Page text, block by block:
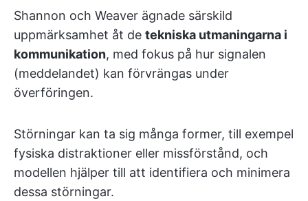
Shannon och Weaver ägnade särskild
uppmärksamhet åt de tekniska utmaningarna i
kommunikation, med fokus på hur signalen
(meddelandet) kan förvrängas under
överföringen.
Störningar kan ta sig många former, till exempel
fysiska distraktioner eller missförstånd, och
modellen hjälper till att identifiera och minimera
dessa störningar.